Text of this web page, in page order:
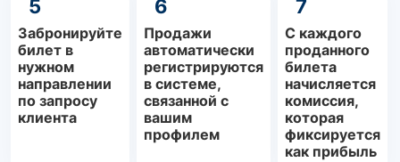
5
Забронируйте
билет в
нужном
направлении
по запросу
клиента
6
Продажи
автоматически
регистрируются
в системе,
связанной с
вашим
профилем
7
С каждого
проданного
билета
начисляется
комиссия,
которая
фиксируется
как прибыль